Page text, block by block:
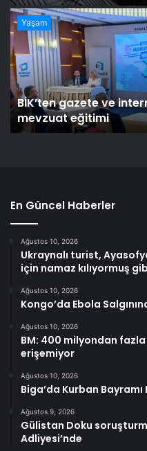
Yaşam
BİK’ten gazete ve
mevzuat eğitimi
En Güncel Haberler
Ağustos 10, 2026
Ukraynalı turist,
için namaz kılıyormuş
Ağustos 10, 2026
Kongo’da Ebola
Ağustos 10, 2026
BM: 400 milyondan
erişemiyor
Ağustos 10, 2026
Biga’da Kurban Bayramı
Ağustos 9, 2026
Gülistan Doku
Adliyesi’nde